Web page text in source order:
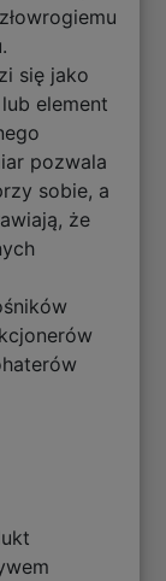
się jako
element
pozwala
sobie, a
że